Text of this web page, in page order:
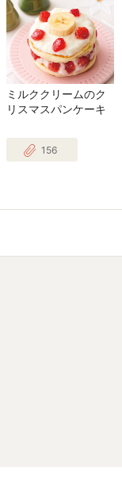
ミルククリームのク
リスマスパンケーキ
156